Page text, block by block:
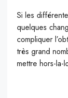
Si les
quelques
compliquer
très grand
mettre hors-la-